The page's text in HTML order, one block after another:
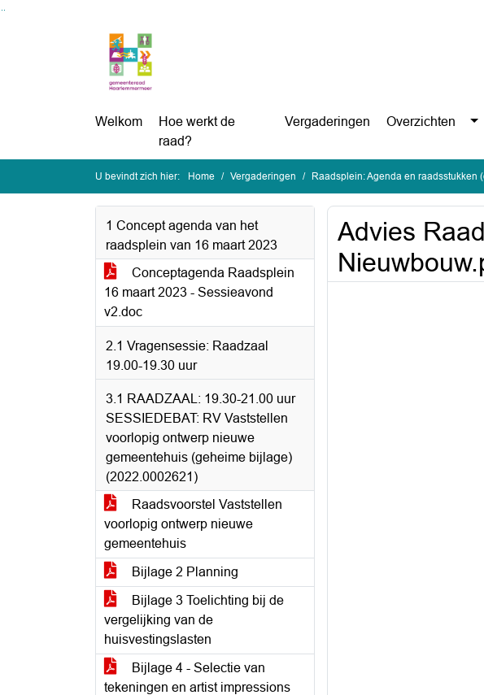
Welkom
Hoe werkt de
raad?
Vergaderingen Overzichten
U bevindt zich hier: Home Vergaderingen Raadsplein: Agenda en raadsstukken
1 Concept agenda van het
raadsplein van 16 maart 2023
Conceptagenda Raadsplein
16 maart 2023 - Sessieavond
v2.doc
2.1 Vragensessie: Raadzaal
19.00-19.30 uur
3.1 RAADZAAL: 19.30-21.00 uur
SESSIEDEBAT: RV Vaststellen
voorlopig ontwerp nieuwe
gemeentehuis (geheime bijlage)
(2022.0002621)
Raadsvoorstel Vaststellen
voorlopig ontwerp nieuwe
gemeentehuis
Bijlage 2 Planning
Bijlage 3 Toelichting bij de
vergelijking van de
huisvestingslasten
Bijlage 4 - Selectie van
tekeningen en artist impressions
Advies